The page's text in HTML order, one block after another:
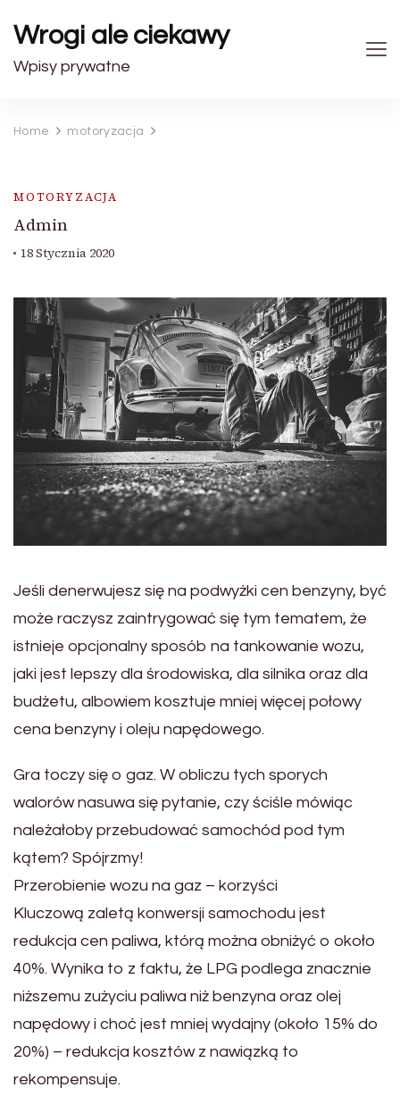
Wrogi ale ciekawy
Wpisy prywatne
Home motoryzacja
MOTORYZACJA
Admin
18 Stycznia 2020
Jeśli denerwujesz się na podwyżki cen benzyny, być
może raczysz zaintrygować się tym tematem, że
istnieje opcjonalny sposób na tankowanie wozu,
jaki jest lepszy dla środowiska, dla silnika oraz dla
budżetu, albowiem kosztuje mniej więcej połowy
cena benzyny i oleju napędowego.
Gra toczy się o gaz. W obliczu tych sporych
walorów nasuwa się pytanie, czy ściśle mówiąc
należałoby przebudować samochód pod tym
kątem? Spójrzmy!
Przerobienie wozu na gaz – korzyści
Kluczową zaletą konwersji samochodu jest
redukcja cen paliwa, którą można obniżyć o około
40%. Wynika to z faktu, że LPG podlega znacznie
niższemu zużyciu paliwa niż benzyna oraz olej
napędowy i choć jest mniej wydajny (około 15% do
20%) – redukcja kosztów z nawiązką to
rekompensuje.